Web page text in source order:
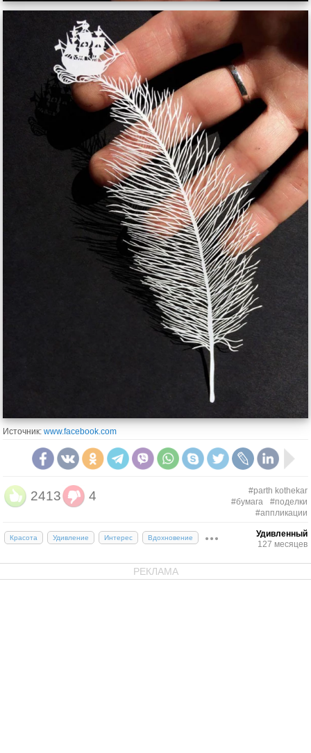
Источник: www.facebook.com
2413 4
#parth kothekar
#бумага
#поделки
#аппликации
Красота Удивление Интерес Вдохновение
Удивленный
127 месяцев
РЕКЛАМА